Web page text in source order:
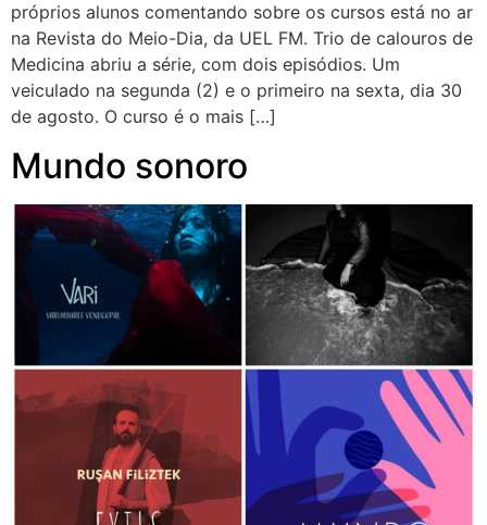
próprios alunos comentando sobre os cursos está no ar
na Revista do Meio-Dia, da UEL FM. Trio de calouros de
Medicina abriu a série, com dois episódios. Um
veiculado na segunda (2) e o primeiro na sexta, dia 30
de agosto. O curso é o mais […]
Mundo sonoro